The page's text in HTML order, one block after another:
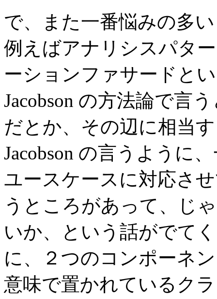
で、また一番悩みの多
例えばアナリシスパタ
ーションファサードと
Jacobson の方法論で言
だとか、その辺に相当
Jacobson の言うように
ユースケースに対応さ
うところがあって、じ
いか、という話がでて
に、２つのコンポーネ
意味で置かれているク